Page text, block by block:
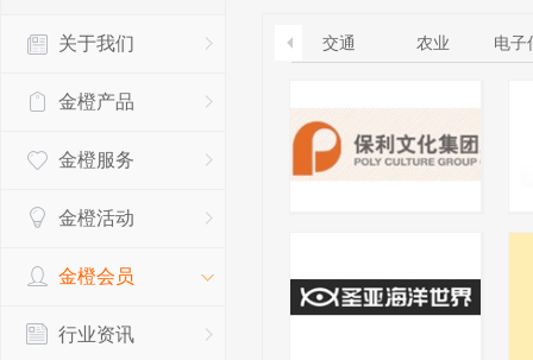
关于平安银行电子版信用卡更名为平安银行数字信用卡的公告
关于调整存量首套住房贷款利率的公告
关于我们
金橙产品
金橙服务
金橙活动
金橙会员
行业资讯
交通 农业 电子